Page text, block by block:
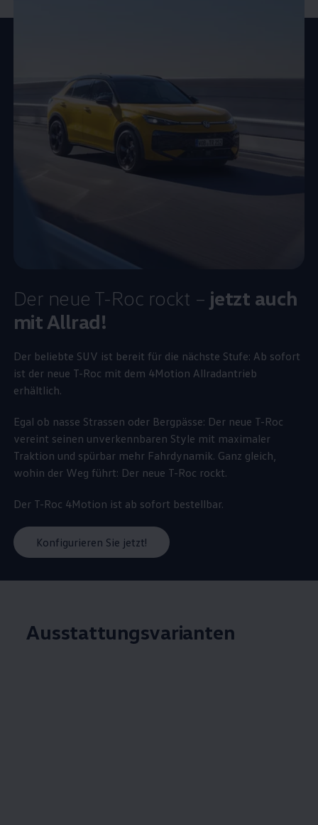
Der neue T-Roc rockt – jetzt auch
mit Allrad!
Der beliebte SUV ist bereit für die nächste Stufe: Ab sofort
ist der neue T-Roc mit dem 4Motion Allradantrieb
erhältlich.
Egal ob nasse Strassen oder Bergpässe: Der neue T-Roc
vereint seinen unverkennbaren Style mit maximaler
Traktion und spürbar mehr Fahrdynamik. Ganz gleich,
wohin der Weg führt: Der neue T-Roc rockt.
Der T-Roc 4Motion ist ab sofort bestellbar.
Konfigurieren Sie jetzt!
Ausstattungsvarianten